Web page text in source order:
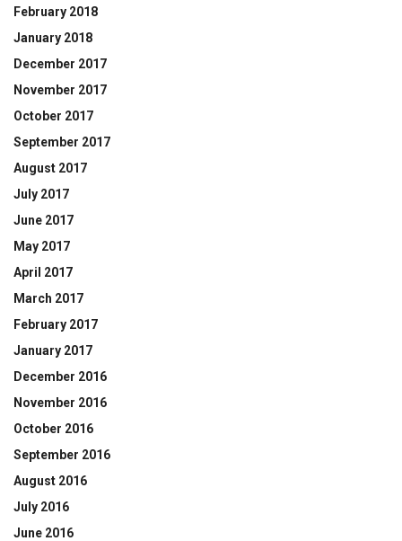
February 2018
January 2018
December 2017
November 2017
October 2017
September 2017
August 2017
July 2017
June 2017
May 2017
April 2017
March 2017
February 2017
January 2017
December 2016
November 2016
October 2016
September 2016
August 2016
July 2016
June 2016